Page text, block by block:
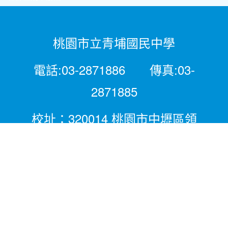
桃園市立青埔國民中學
電話:03-2871886 傳真:03-
2871885
校址：320014 桃園市中壢區領